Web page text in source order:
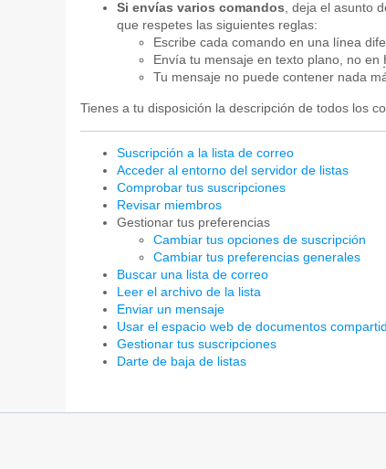
Si envías varios comandos, deja el asunto
que respetes las siguientes reglas:
Escribe cada comando en una línea
Envía tu mensaje en texto plano, no en
Tu mensaje no puede contener nada
Tienes a tu disposición la descripción de todos los
Suscripción a la lista de correo
Acceder al entorno del servidor de listas
Comprobar tus suscripciones
Revisar miembros
Gestionar tus preferencias
Cambiar tus opciones de suscripción
Cambiar tus preferencias generales
Buscar una lista de correo
Leer el archivo de la lista
Enviar un mensaje
Usar el espacio web de documentos
Gestionar tus suscripciones
Darte de baja de listas